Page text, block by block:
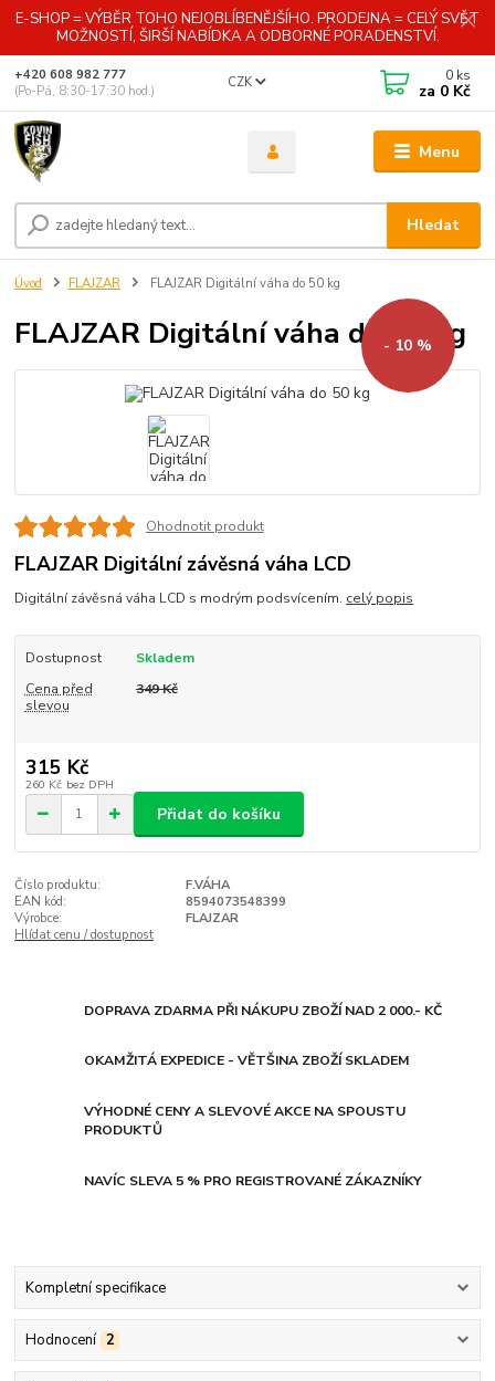
E-SHOP = VÝBĚR TOHO NEJOBLÍBENĚJŠÍHO. PRODEJNA = CELÝ SVĚT
MOŽNOSTÍ, ŠIRŠÍ NABÍDKA A ODBORNÉ PORADENSTVÍ.
Menu
CZK
Hledat
+420 608 982 777
(Po-Pá, 8:30-17:30 hod.)
0 ks
za 0 Kč
Úvod FLAJZAR FLAJZAR Digitální váha do 50 kg
FLAJZAR Digitální váha do 50 kg
- 10 %
Ohodnotit produkt
FLAJZAR Digitální závěsná váha LCD
Digitální závěsná váha LCD s modrým podsvícením. celý popis
Dostupnost
Skladem
Cena před
slevou
349 Kč
315 Kč
260 Kč bez DPH
Přidat do košíku
Číslo produktu:
F.VÁHA
EAN kód:
8594073548399
Výrobce:
FLAJZAR
Hlídat cenu / dostupnost
DOPRAVA ZDARMA PŘI NÁKUPU ZBOŽÍ NAD 2 000.- KČ
OKAMŽITÁ EXPEDICE - VĚTŠINA ZBOŽÍ SKLADEM
VÝHODNÉ CENY A SLEVOVÉ AKCE NA SPOUSTU
PRODUKTŮ
NAVÍC SLEVA 5 % PRO REGISTROVANÉ ZÁKAZNÍKY
Kompletní specifikace
Hodnocení 2